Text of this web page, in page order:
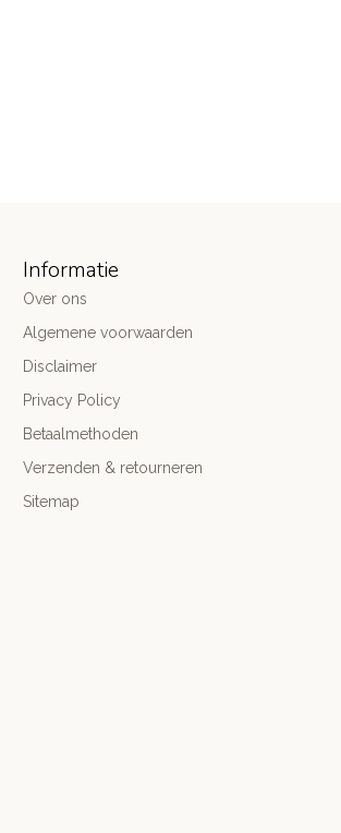
Informatie
Over ons
Algemene voorwaarden
Disclaimer
Privacy Policy
Betaalmethoden
Verzenden & retourneren
Sitemap